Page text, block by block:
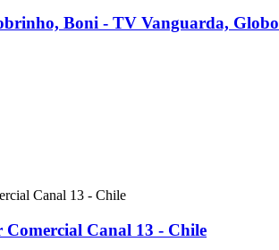
Boni - TV Vanguarda, Globo
Canal 13 - Chile